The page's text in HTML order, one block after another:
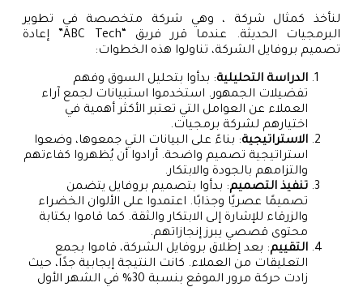
لنأخذ كمثال شركة ، وهي شركة متخصصة في تطوير
البرمجيات الحديثة. عندما قرر فريق “ABC Tech” إعادة
تصميم بروفايل الشركة، تناولوا هذه الخطوات:
الدراسة التحليلية: بدأوا بتحليل السوق وفهم
تفضيلات الجمهور. استخدموا استبيانات لجمع آراء
العملاء عن العوامل التي تعتبر الأكثر أهمية في
اختيارهم لشركة برمجيات.
الاستراتيجية: بناءً على البيانات التي جمعوها، وضعوا
استراتيجية تصميم واضحة. أرادوا أن يُظهروا كفاءتهم
والتزامهم بالجودة والابتكار.
تنفيذ التصميم: بدأوا بتصميم بروفايل يتضمن
تصميمًا عصريًا وجذابًا. اعتمدوا على الألوان الخضراء
والزرقاء للإشارة إلى الابتكار والثقة. كما قاموا بكتابة
محتوى قصصي يبرز إنجازاتهم.
التقييم: بعد إطلاق بروفايل الشركة، قاموا بجمع
التعليقات من العملاء. كانت النتيجة إيجابية جدًا، حيث
زادت حركة مرور الموقع بنسبة 30% في الشهر الأول